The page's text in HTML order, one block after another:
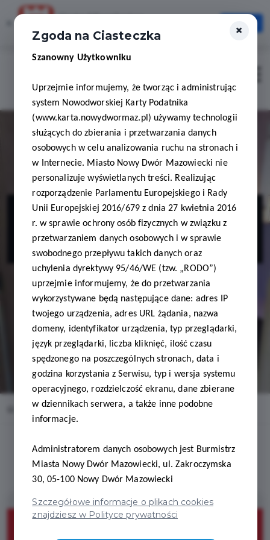
Szybciej, wygodniej, zawsze pod ręką
Otwórz
FizjoSpa
Wioleta Kornas
Home Oferty FizjoSpa Wioleta Kornas
×
Zgoda na Ciasteczka
Szanowny Użytkowniku
Uprzejmie informujemy, że tworząc i administrując
system Nowodworskiej Karty Podatnika
(www.karta.nowydwormaz.pl) używamy technologii
służących do zbierania i przetwarzania danych
osobowych w celu analizowania ruchu na stronach i
w Internecie. Miasto Nowy Dwór Mazowiecki nie
personalizuje wyświetlanych treści. Realizując
rozporządzenie Parlamentu Europejskiego i Rady
Unii Europejskiej 2016/679 z dnia 27 kwietnia 2016
r. w sprawie ochrony osób fizycznych w związku z
przetwarzaniem danych osobowych i w sprawie
swobodnego przepływu takich danych oraz
uchylenia dyrektywy 95/46/WE (tzw. „RODO”)
uprzejmie informujemy, że do przetwarzania
wykorzystywane będą następujące dane: adres IP
twojego urządzenia, adres URL żądania, nazwa
domeny, identyfikator urządzenia, typ przeglądarki,
język przeglądarki, liczba kliknięć, ilość czasu
spędzonego na poszczególnych stronach, data i
godzina korzystania z Serwisu, typ i wersja systemu
operacyjnego, rozdzielczość ekranu, dane zbierane
w dziennikach serwera, a także inne podobne
informacje.
Administratorem danych osobowych jest Burmistrz
Miasta Nowy Dwór Mazowiecki, ul. Zakroczymska
30, 05-100 Nowy Dwór Mazowiecki
Szczegółowe informacje o plikach cookies
znajdziesz w Polityce prywatności